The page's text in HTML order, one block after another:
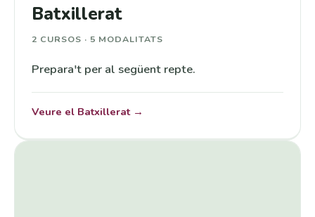
Batxillerat
2 CURSOS · 5 MODALITATS
Prepara't per al següent repte.
Veure el Batxillerat →